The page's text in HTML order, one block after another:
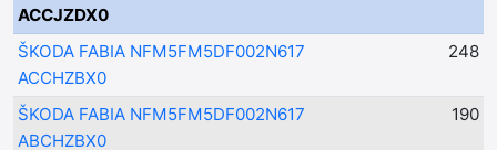
ACCJZDX0
ŠKODA FABIA NFM5FM5DF002N617
ACCHZBX0
248
ŠKODA FABIA NFM5FM5DF002N617
ABCHZBX0
190